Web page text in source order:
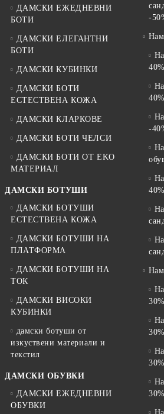
ДАМСКИ ЕЖЕДНЕВНИ
БОТИ
ДАМСКИ ЕЛЕГАНТНИ
БОТИ
ДАМСКИ КУБИНКИ
ДАМСКИ БОТИ
ЕСТЕСТВЕНА КОЖА
ДАМСКИ КЛАРКОВЕ
ДАМСКИ БОТИ ЧЕЛСИ
ДАМСКИ БОТИ ОТ EKO
МАТЕРИАЛ
ДАМСКИ БОТУШИ
ДАМСКИ БОТУШИ
ЕСТЕСТВЕНА КОЖА
ДАМСКИ БОТУШИ НА
ПЛАТФОРМА
ДАМСКИ БОТУШИ НА
ТОК
ДАМСКИ ВИСОКИ
КУБИНКИ
дамски ботуши от
изкуствени материали и
текстил
ДАМСКИ ОБУВКИ
ДАМСКИ ЕЖЕДНЕВНИ
ОБУВКИ
-
40%
40%
-
40%
30%
30%
30%
30%